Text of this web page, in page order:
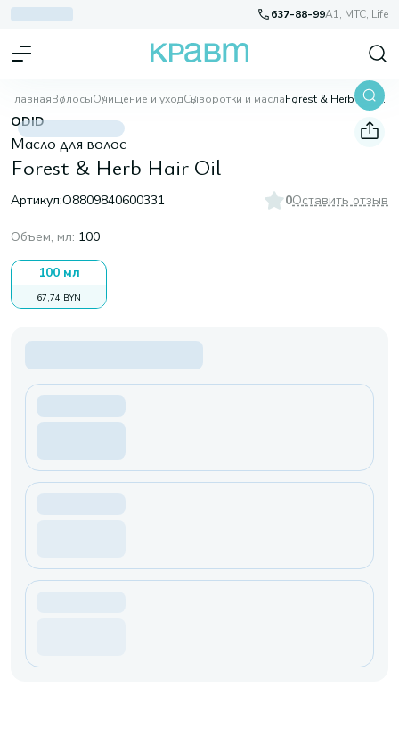
637-88-99A1, МТС, Life
ГлавнаяВолосыОчищение и уходСыворотки и масла Forest & Herb Hair Oil
ODID
Масло для волос
Forest & Herb Hair Oil
Артикул:O8809840600331 0Оставить отзыв
Объем, мл: 100
100 мл
67,74 BYN